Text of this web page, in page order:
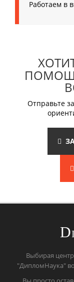
Работаем в
Отправьте
D
Выбирая
"ДипломНаука"